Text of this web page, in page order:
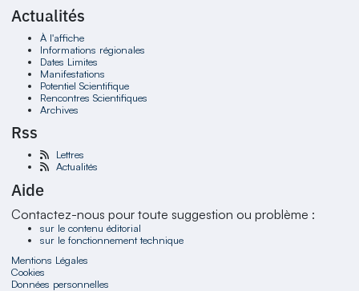
Actualités
À l'affiche
Informations régionales
Dates Limites
Manifestations
Potentiel Scientifique
Rencontres Scientifiques
Archives
Rss
Lettres
Actualités
Aide
Contactez-nous pour toute suggestion ou problème :
sur le contenu éditorial
sur le fonctionnement technique
Mentions Légales
Cookies
Données personnelles